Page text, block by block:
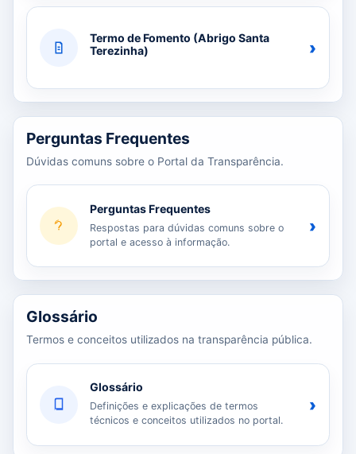
Termo de Fomento (Abrigo Santa
Terezinha)
›
Perguntas Frequentes
Dúvidas comuns sobre o Portal da Transparência.
Perguntas Frequentes
Respostas para dúvidas comuns sobre o
portal e acesso à informação.
›
Glossário
Termos e conceitos utilizados na transparência pública.
Glossário
Definições e explicações de termos
técnicos e conceitos utilizados no portal.
›